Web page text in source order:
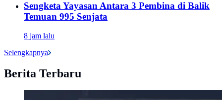
Sengketa Yayasan Antara 3 Pembina di Balik
Temuan 995 Senjata
8 jam lalu
Selengkapnya
Berita Terbaru